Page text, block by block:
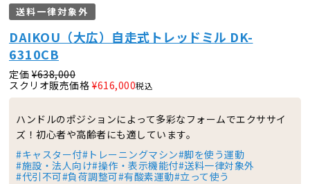
送料一律対象外
DAIKOU（大広）自走式トレッドミル DK-
6310CB
定価 ¥638,000
スクリオ販売価格 ¥616,000税込
ハンドルのポジションによって多彩なフォームでエクササイ
ズ！初心者や高齢者にも適しています。
#キャスター付#トレーニングマシン#脚を使う運動
#施設・法人向け#操作・表示機能付#送料一律対象外
#代引不可#負荷調整可#有酸素運動#立って使う